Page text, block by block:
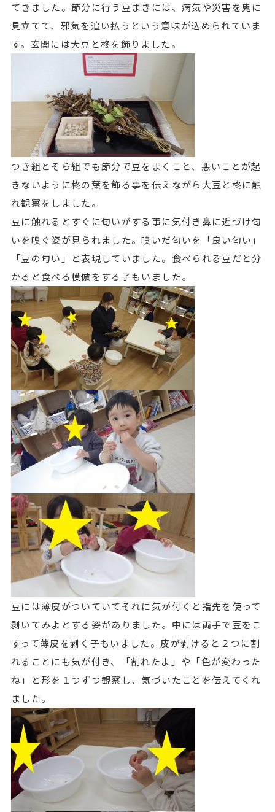
てきました。節分に行う豆まきには、病気や災害を鬼に
見立てて、邪気を追い払うという意味が込められていま
す。玄関には大豆と柊を飾りました。
つき組とそら組でも節分で豆をまくこと、悪いことが起
きないように柊の葉を飾る事を伝えながら大豆と柊に触
れ観察をしました。
豆に触れるとすぐに匂いがする事に気付き鼻に近づけ匂
いを嗅ぐ姿が見られました。嗅いだ匂いを「良い匂い」
「豆の匂い」と表現していました。食べられる豆だと分
かると食べる模倣をする子もいました。
豆には薄皮がついていてそれに気が付くと指先を使って
剥いてみよとする姿がありました。中には両手で豆をこ
すって薄皮を剥く子もいました。皮が剥けると２つに割
れることにも気が付き、「割れたよ」や「色が変わった
ね」と形を１つずつ観察し、気づいたことを伝えてくれ
ました。